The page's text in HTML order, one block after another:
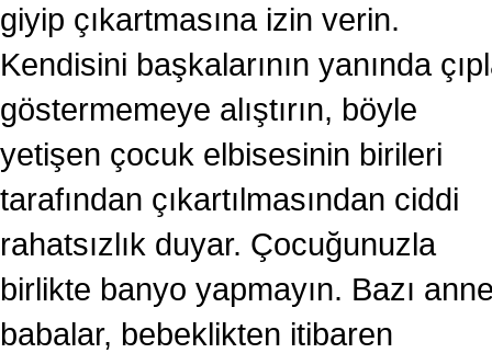
giyip çıkartmasına izin verin.
Kendisini başkalarının yanında
göstermemeye alıştırın, böyle
yetişen çocuk elbisesinin birileri
tarafından çıkartılmasından ciddi
rahatsızlık duyar. Çocuğunuzla
birlikte banyo yapmayın. Bazı
babalar, bebeklikten itibaren